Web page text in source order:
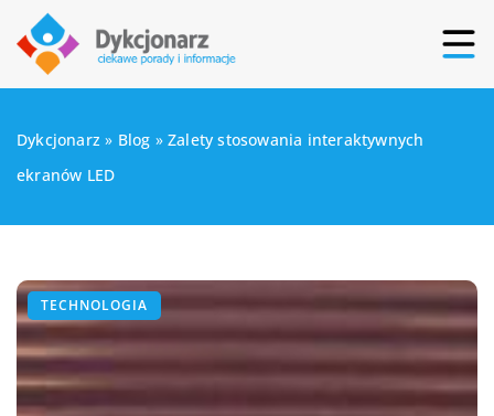
Dykcjonarz » Blog »Zalety stosowania interaktywnych
ekranów LED
TECHNOLOGIA